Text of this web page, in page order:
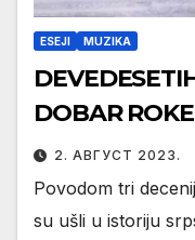
ESEJI MUZIKA
DOBAR
2. АВГУСТ 2023.
Povodom tri
su ušli u istoriju